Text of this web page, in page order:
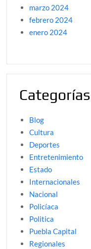
marzo 2024
febrero 2024
enero 2024
Categorías
Blog
Cultura
Deportes
Entretenimiento
Estado
Internacionales
Nacional
Policíaca
Politica
Puebla Capital
Regionales